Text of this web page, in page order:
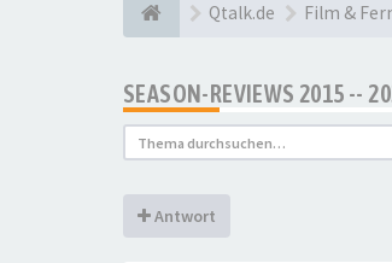
Qtalk.de Film &
SEASON-REVIEWS 2015 --
Antwort